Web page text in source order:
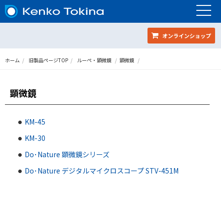
オンラインショップ
ホーム 旧製品ページTOP ルーペ・顕微鏡 顕微鏡
顕微鏡
KM-45
KM-30
Do･Nature 顕微鏡シリーズ
Do･Nature デジタルマイクロスコープ STV-451M